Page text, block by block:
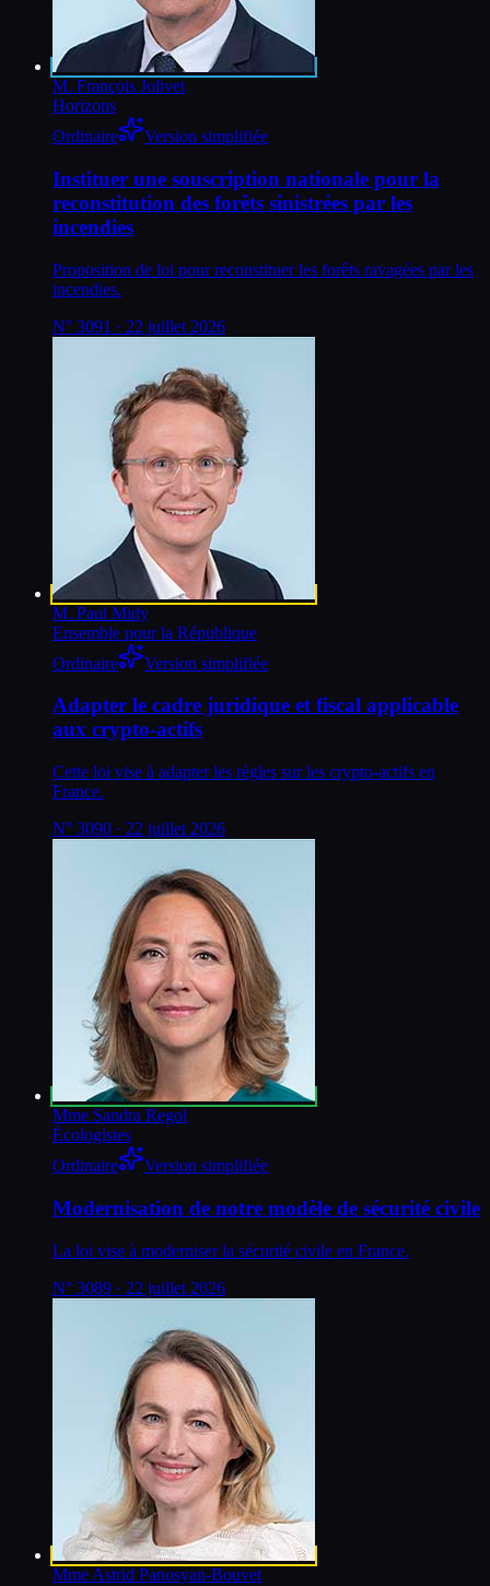
M. François Jolivet
Horizons
Ordinaire
Version simplifiée
Instituer une souscription nationale pour la
reconstitution des forêts sinistrées par les
incendies
Proposition de loi pour reconstituer les forêts ravagées par les
incendies.
N° 3091 · 22 juillet 2026
M. Paul Midy
Ensemble pour la République
Ordinaire
Version simplifiée
Adapter le cadre juridique et fiscal applicable
aux crypto-actifs
Cette loi vise à adapter les règles sur les crypto-actifs en
France.
N° 3090 · 22 juillet 2026
Mme Sandra Regol
Écologistes
Ordinaire
Version simplifiée
Modernisation de notre modèle de sécurité civile
La loi vise à moderniser la sécurité civile en France.
N° 3089 · 22 juillet 2026
Mme Astrid Panosyan-Bouvet